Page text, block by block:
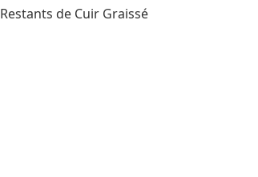
Restants de Cuir Graissé